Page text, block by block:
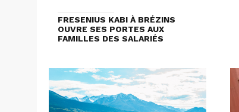
FRESENIUS KABI À BRÉZINS
OUVRE SES PORTES AUX
FAMILLES DES SALARIÉS